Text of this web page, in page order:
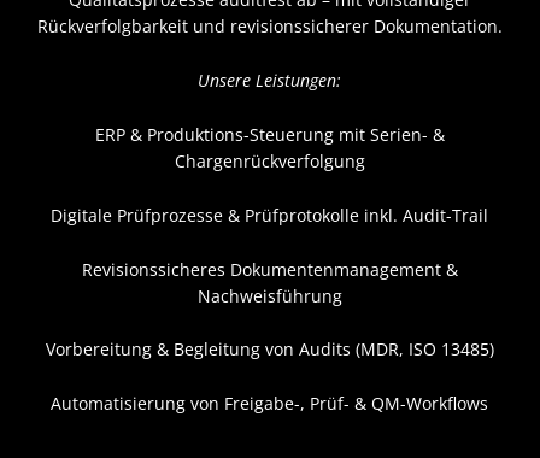
Rückverfolgbarkeit und revisionssicherer Dokumentation.
Unsere Leistungen:
ERP & Produktions-Steuerung mit Serien- &
Chargenrückverfolgung
Digitale Prüfprozesse & Prüfprotokolle inkl. Audit-Trail
Revisionssicheres Dokumentenmanagement &
Nachweisführung
Vorbereitung & Begleitung von Audits (MDR, ISO 13485)
Automatisierung von Freigabe-, Prüf- & QM-Workflows